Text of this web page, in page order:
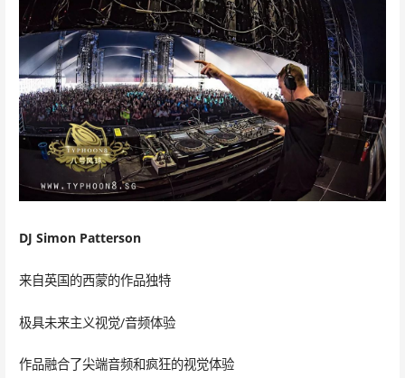
DJ Simon Patterson
来自英国的西蒙的作品独特
极具未来主义视觉/音频体验
作品融合了尖端音频和疯狂的视觉体验